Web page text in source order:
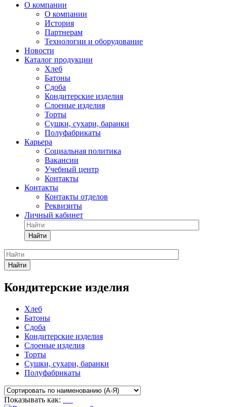
О компании
О компании
История
Партнерам
Технологии и оборудование
Новости
Каталог продукции
Хлеб
Батоны
Сдоба
Кондитерские изделия
Слоеные изделия
Торты
Сушки, сухари, баранки
Полуфабрикаты
Карьера
Социальная политика
Вакансии
Учебный центр
Контакты
Контакты
Контакты отделов
Реквизиты
Личный кабинет
Найти
Найти
Кондитерские изделия
Хлеб
Батоны
Сдоба
Кондитерские изделия
Слоеные изделия
Торты
Сушки, сухари, баранки
Полуфабрикаты
Показывать как: